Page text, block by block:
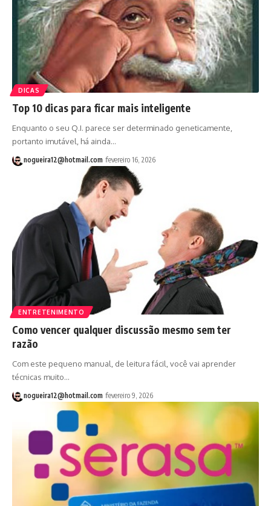
DICAS
Top 10 dicas para ficar mais inteligente
Enquanto o seu Q.I. parece ser determinado geneticamente,
portanto imutável, há ainda…
nogueira12@hotmail.com fevereiro 16, 2026
ENTRETENIMENTO
Como vencer qualquer discussão mesmo sem ter
razão
Com este pequeno manual, de leitura fácil, você vai aprender
técnicas muito…
nogueira12@hotmail.com fevereiro 9, 2026